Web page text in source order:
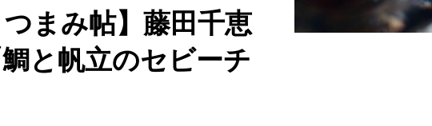
まみ帖】藤田千恵
と帆立のセビーチ